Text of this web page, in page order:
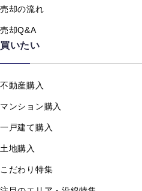
売却の流れ
売却Q&A
買いたい
不動産購入
マンション購入
一戸建て購入
土地購入
こだわり特集